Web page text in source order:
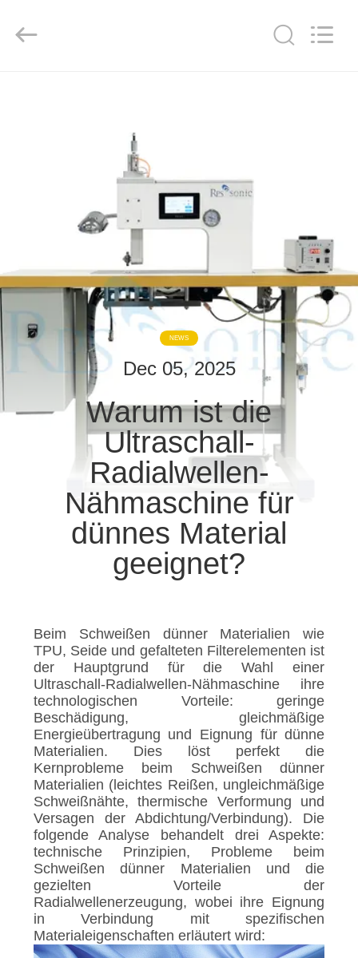
AUSFLUG
QUALITÄTSKONTROLLE
TRETEN
SIE
VERBINDUNG
NACHRICHTEN
SITEMAP
DATENSCHUTZRICHTLINIE
Ltd..
NEWS
Dec 05, 2025
Warum ist die
Ultraschall-
Radialwellen-
Nähmaschine für
dünnes Material
geeignet?
Beim Schweißen dünner Materialien wie
TPU, Seide und gefalteten Filterelementen ist
der Hauptgrund für die Wahl einer
Ultraschall-Radialwellen-Nähmaschine ihre
technologischen Vorteile: geringe
Beschädigung, gleichmäßige
Energieübertragung und Eignung für dünne
Materialien. Dies löst perfekt die
Kernprobleme beim Schweißen dünner
Materialien (leichtes Reißen, ungleichmäßige
Schweißnähte, thermische Verformung und
Versagen der Abdichtung/Verbindung). Die
folgende Analyse behandelt drei Aspekte:
technische Prinzipien, Probleme beim
Schweißen dünner Materialien und die
gezielten Vorteile der
Radialwellenerzeugung, wobei ihre Eignung
in Verbindung mit spezifischen
Materialeigenschaften erläutert wird: